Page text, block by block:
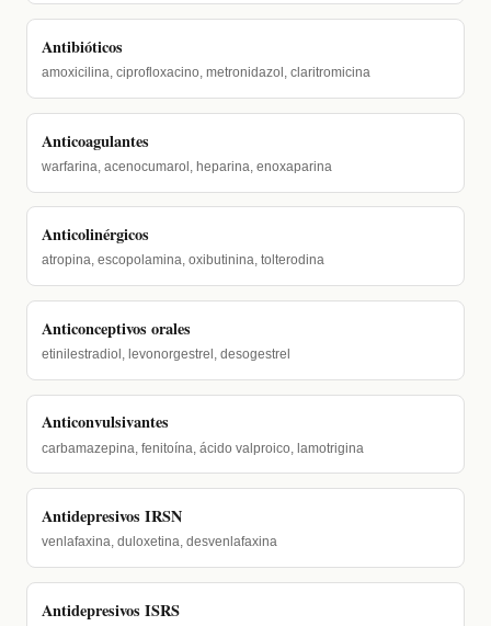
Antibióticos
amoxicilina, ciprofloxacino, metronidazol, claritromicina
Anticoagulantes
warfarina, acenocumarol, heparina, enoxaparina
Anticolinérgicos
atropina, escopolamina, oxibutinina, tolterodina
Anticonceptivos orales
etinilestradiol, levonorgestrel, desogestrel
Anticonvulsivantes
carbamazepina, fenitoína, ácido valproico, lamotrigina
Antidepresivos IRSN
venlafaxina, duloxetina, desvenlafaxina
Antidepresivos ISRS